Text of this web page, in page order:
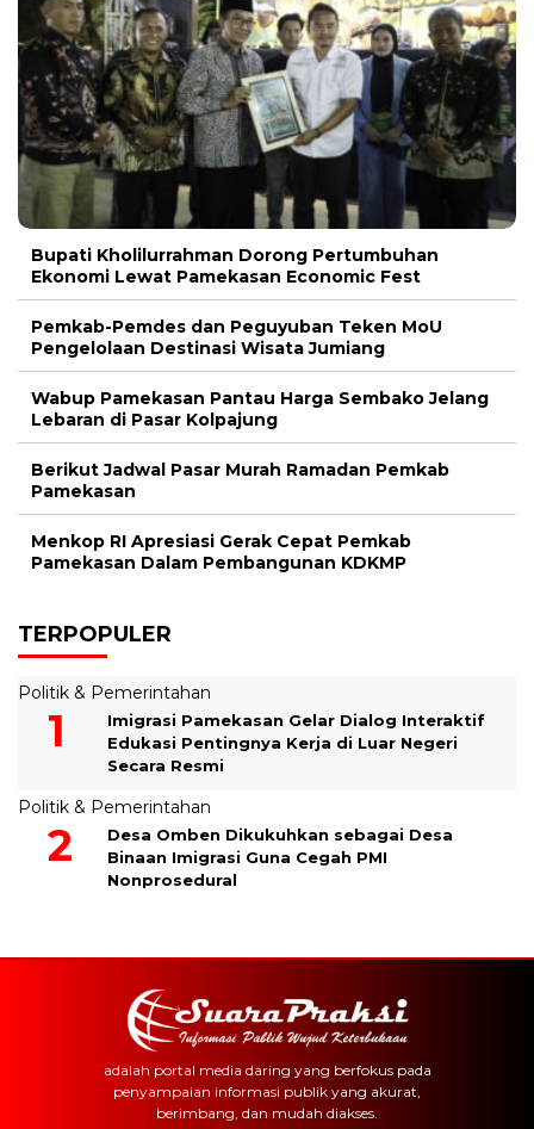
Bupati Kholilurrahman Dorong Pertumbuhan
Ekonomi Lewat Pamekasan Economic Fest
Pemkab-Pemdes dan Peguyuban Teken MoU
Pengelolaan Destinasi Wisata Jumiang
Wabup Pamekasan Pantau Harga Sembako Jelang
Lebaran di Pasar Kolpajung
Berikut Jadwal Pasar Murah Ramadan Pemkab
Pamekasan
Menkop RI Apresiasi Gerak Cepat Pemkab
Pamekasan Dalam Pembangunan KDKMP
TERPOPULER
Politik & Pemerintahan
Imigrasi Pamekasan Gelar Dialog Interaktif
Edukasi Pentingnya Kerja di Luar Negeri
Secara Resmi
Politik & Pemerintahan
Desa Omben Dikukuhkan sebagai Desa
Binaan Imigrasi Guna Cegah PMI
Nonprosedural
adalah portal media daring yang berfokus pada
penyampaian informasi publik yang akurat,
berimbang, dan mudah diakses.